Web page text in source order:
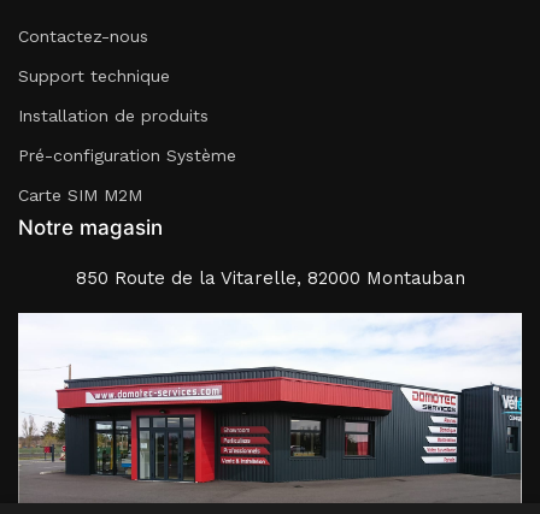
Contactez-nous
Support technique
Installation de produits
Pré-configuration Système
Carte SIM M2M
Notre magasin
850 Route de la Vitarelle, 82000 Montauban